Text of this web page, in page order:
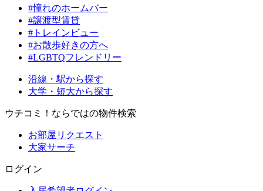
#憧れのホームバー
#譲渡型賃貸
#トレインビュー
#お散歩好きの方へ
#LGBTQフレンドリー
沿線・駅から探す
大学・短大から探す
ウチコミ！ならではの物件検索
お部屋リクエスト
大家サーチ
ログイン